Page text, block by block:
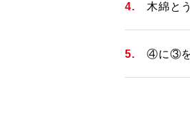
木綿と
④に③を